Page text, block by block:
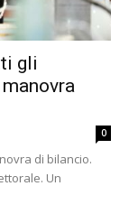
gli
0
di bilancio.
Un